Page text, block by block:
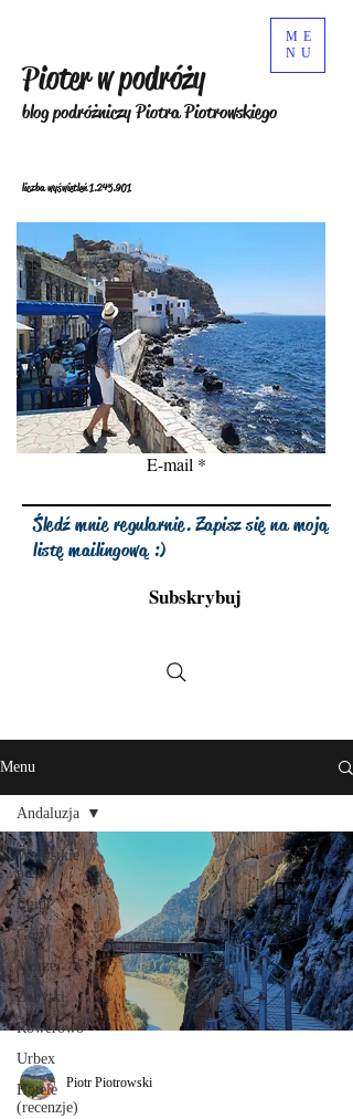
ME
NU
Pioter w podróży
blog podróżniczy Piotra Piotrowskiego
liczba wyświetleń1.245.901
E-mail
Śledź mnie regularnie. Zapisz się na moją
listę mailingową :)
Subskrybuj
Menu
Wszystkie
posty
Egipt
Góry
Morze
Zabytki
Rowerowo
Urbex
Hotele
(recenzje)
Andaluzja
Piotr Piotrowski